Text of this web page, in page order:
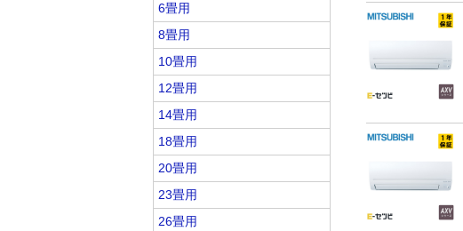
6畳用
8畳用
10畳用
12畳用
14畳用
18畳用
20畳用
23畳用
26畳用